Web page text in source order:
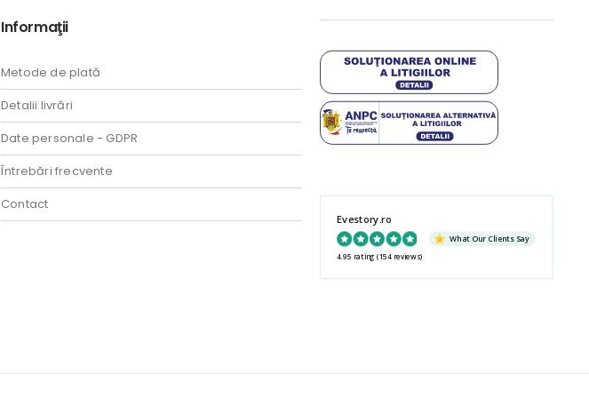
Informaţii
Metode de plată
Detalii livrări
Date personale - GDPR
Întrebări frecvente
Contact
Evestory.ro
What Our Clients Say
4.95 rating (154 reviews)